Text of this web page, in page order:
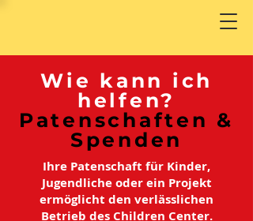
Wie kann ich
helfen?
Patenschaften &
Spenden
Ihre Patenschaft für Kinder,
Jugendliche oder ein Projekt
ermöglicht den verlässlichen
Betrieb des Children Center.